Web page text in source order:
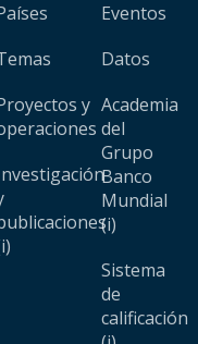
y
Eventos
Datos
Academia
del
Grupo
Banco
Mundial
(i)
Sistema
de
calificación